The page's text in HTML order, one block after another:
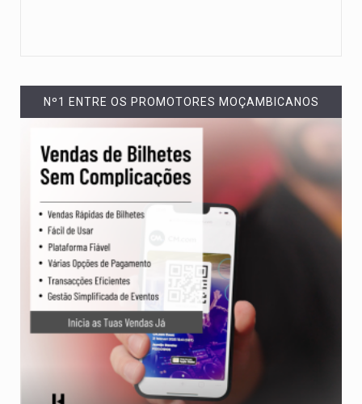
Nº1 ENTRE OS PROMOTORES MOÇAMBICANOS